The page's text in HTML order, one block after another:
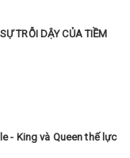
TRỖI DẬY CỦA TIỀM
- King và Queen thế lực